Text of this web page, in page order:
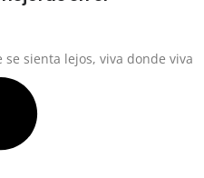
sienta lejos, viva donde viva